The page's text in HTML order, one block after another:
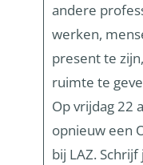
andere
werken,
present te
ruimte te
Op vrijdag 22
opnieuw een
bij LAZ.Schrijf